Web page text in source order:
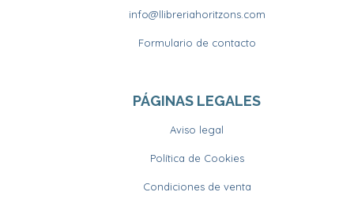
info@llibreriahoritzons.com
Formulario de contacto
PÁGINAS LEGALES
Aviso legal
Política de Cookies
Condiciones de venta